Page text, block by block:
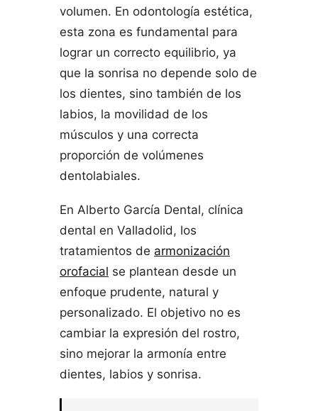
volumen. En odontología estética,
esta zona es fundamental para
lograr un correcto equilibrio, ya
que la sonrisa no depende solo de
los dientes, sino también de los
labios, la movilidad de los
músculos y una correcta
proporción de volúmenes
dentolabiales.
En Alberto García Dental, clínica
dental en Valladolid, los
tratamientos de armonización
orofacial se plantean desde un
enfoque prudente, natural y
personalizado. El objetivo no es
cambiar la expresión del rostro,
sino mejorar la armonía entre
dientes, labios y sonrisa.